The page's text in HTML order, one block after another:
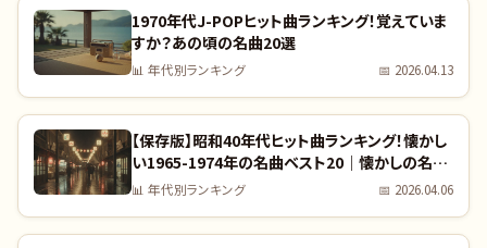
1970年代J-POPヒット曲ランキング！覚えていま
すか？あの頃の名曲20選
📊 年代別ランキング 📅 2026.04.13
【保存版】昭和40年代ヒット曲ランキング！懐かし
い1965-1974年の名曲ベスト20｜懐かしの名曲
完全リスト
📊 年代別ランキング 📅 2026.04.06